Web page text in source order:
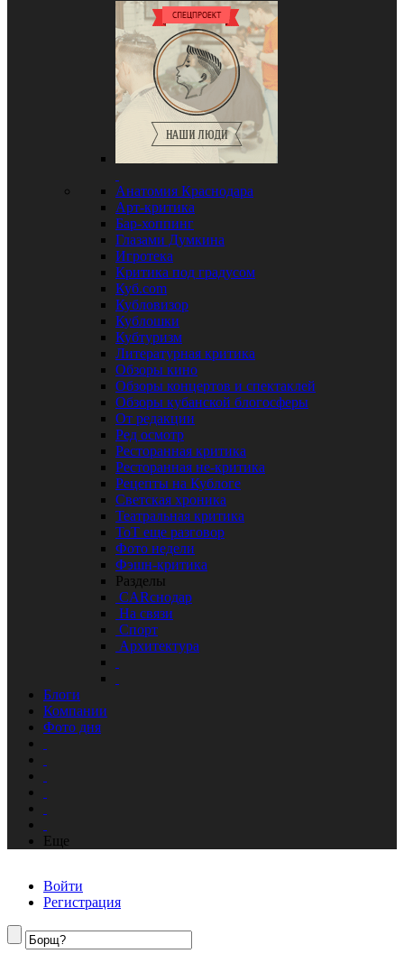
Анатомия Краснодара
Арт-критика
Бар-хоппинг
Глазами Думкина
Игротека
Критика под градусом
Куб.com
Кубловизор
Кублошки
Кубтуризм
Литературная критика
Обзоры кино
Обзоры концертов и спектаклей
Обзоры кубанской блогосферы
От редакции
Ред осмотр
Ресторанная критика
Ресторанная не-критика
Рецепты на Кублоге
Светская хроника
Театральная критика
ТоТ еще разговор
Фото недели
Фэшн-критика
Разделы
CARснодар
На связи
Спорт
Архитектура
Блоги
Компании
Фото дня
Еще
Войти
Регистрация